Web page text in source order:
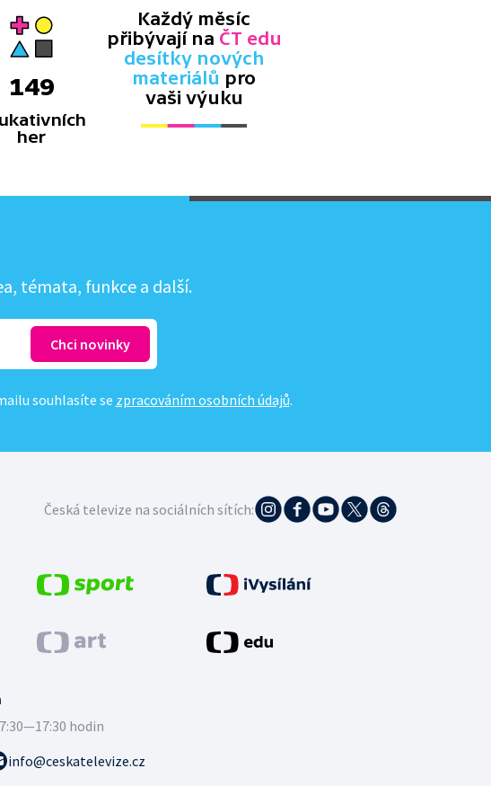
149
her
Každý měsíc
přibývají na ČT edu
desítky nových
materiálů pro
vaši výuku
témata, funkce a další.
souhlasíte se zpracováním osobních údajů.